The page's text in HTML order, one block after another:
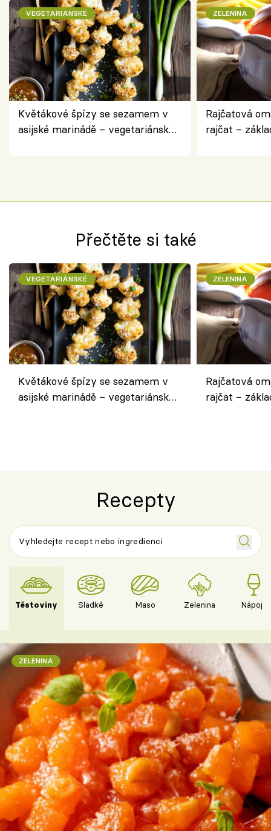
VEGETARIÁNSKÉ
Květákové špízy se sezamem v
asijské marinádě – vegetariánská
ZELENINA
Rajčatová
rajčat –
Přečtěte si také
VEGETARIÁNSKÉ
Květákové špízy se sezamem v
asijské marinádě – vegetariánská
ZELENINA
Rajčatová
rajčat –
Recepty
Těstoviny Sladké Maso Zelenina Nápoje
ZELENINA